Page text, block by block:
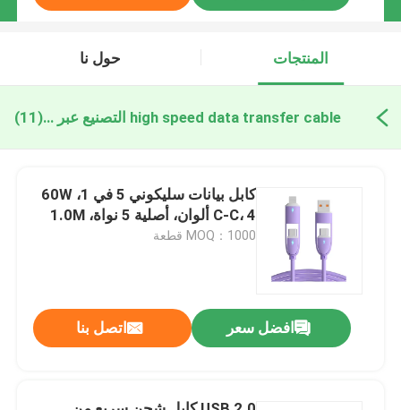
المنتجات حول نا
high speed data transfer cable التصنيع عبر الإنترنت(11)
كابل بيانات سليكوني 5 في 1، 60W
C-C، 4 ألوان، أصلية 5 نواة، 1.0M
MOQ：1000 قطعة
افضل سعر اتصل بنا